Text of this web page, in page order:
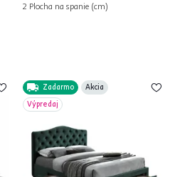
2 Plocha na spanie (cm)
Zadarmo
Akcia
Výpredaj